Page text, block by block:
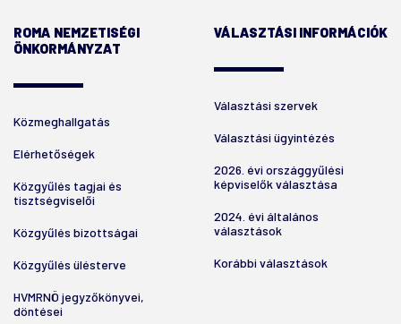
ROMA NEMZETISÉGI
ÖNKORMÁNYZAT
Közmeghallgatás
Elérhetőségek
Közgyűlés tagjai és
tisztségviselői
Közgyűlés bizottságai
Közgyűlés ülésterve
HVMRNÖ jegyzőkönyvei,
döntései
VÁLASZTÁSI INFORMÁCIÓK
Választási szervek
Választási ügyintézés
2026. évi országgyűlési
képviselők választása
2024. évi általános
választások
Korábbi választások